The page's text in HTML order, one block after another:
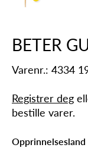
BETER
Varenr.: 4334
Registrer deg
bestille varer.